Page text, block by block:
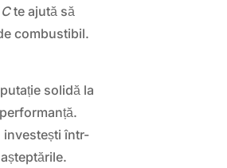
te ajută să
combustibil.
solidă la
investești într-